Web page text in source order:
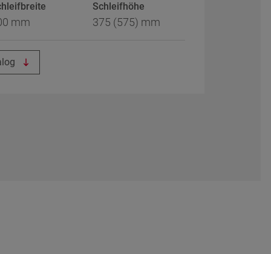
mm
Schleifhöhe
375 (575) mm